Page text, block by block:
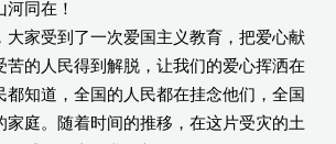
同在！
家受到了一次爱国主义教育，把爱心献
苦的人民得到解脱，让我们的爱心挥洒在
都知道，全国的人民都在挂念他们，全国
家庭。随着时间的推移，在这片受灾的土